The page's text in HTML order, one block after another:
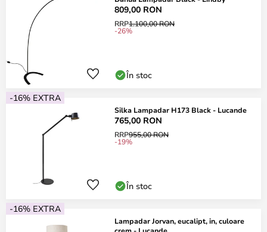
809,00 RON
RRP1.100,00 RON
-26%
În stoc
-16% EXTRA
Silka Lampadar H173 Black - Lucande
765,00 RON
RRP955,00 RON
-19%
În stoc
-16% EXTRA
Lampadar Jorvan, eucalipt, in, culoare